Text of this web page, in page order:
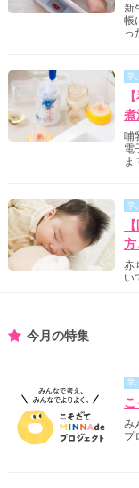
新
帳
っ
学
煮
哺
電
ま
学
方
赤
い
今月の特集
学
み
プ